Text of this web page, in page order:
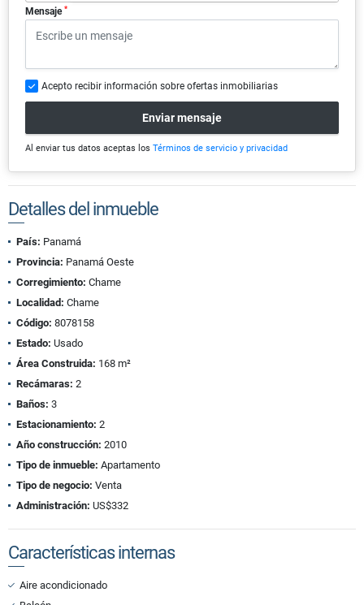
Mensaje *
Acepto recibir información sobre ofertas inmobiliarias
Enviar mensaje
Al enviar tus datos aceptas los Términos de servicio y privacidad
Detalles del inmueble
País: Panamá
Provincia: Panamá Oeste
Corregimiento: Chame
Localidad: Chame
Código: 8078158
Estado: Usado
Área Construida: 168 m²
Recámaras: 2
Baños: 3
Estacionamiento: 2
Año construcción: 2010
Tipo de inmueble: Apartamento
Tipo de negocio: Venta
Administración: US$332
Características internas
Aire acondicionado